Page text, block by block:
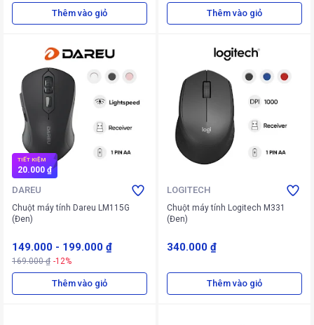
Thêm vào giỏ Thêm vào giỏ
TIẾT KIỆM
20.000 ₫
DAREU
Chuột máy tính Dareu LM115G
(Đen)
149.000 - 199.000 ₫
169.000 ₫ -12%
Thêm vào giỏ
LOGITECH
Chuột máy tính Logitech M331
(Đen)
340.000 ₫
Thêm vào giỏ